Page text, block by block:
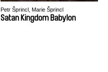
Petr Šprincl, Marie Šprincl
Satan Kingdom Babylon